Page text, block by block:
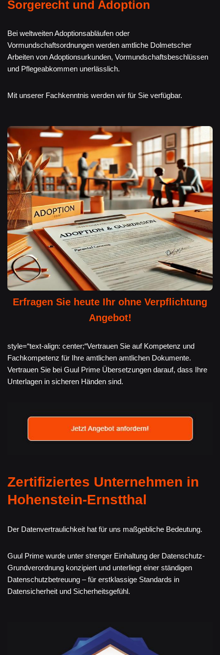
Sorgerecht und Adoption
Bei weltweiten Adoptionsabläufen oder
Vormundschaftsordnungen werden amtliche Dolmetscher
Arbeiten von Adoptionsurkunden, Vormundschaftsbeschlüssen
und Pflegeabkommen unerlässlich.
Mit unserer Fachkenntnis werden wir für Sie verfügbar.
Erfragen Sie heute Ihr ohne Verpflichtung
Angebot!
style=“text-align: center;“Vertrauen Sie auf Kompetenz und
Fachkompetenz für Ihre amtlichen amtlichen Dokumente.
Vertrauen Sie bei Guul Prime Übersetzungen darauf, dass Ihre
Unterlagen in sicheren Händen sind.
Zertifiziertes Unternehmen in
Hohenstein-Ernstthal
Der Datenvertraulichkeit hat für uns maßgebliche Bedeutung.
Guul Prime wurde unter strenger Einhaltung der Datenschutz-
Grundverordnung konzipiert und unterliegt einer ständigen
Datenschutzbetreuung – für erstklassige Standards in
Datensicherheit und Sicherheitsgefühl.